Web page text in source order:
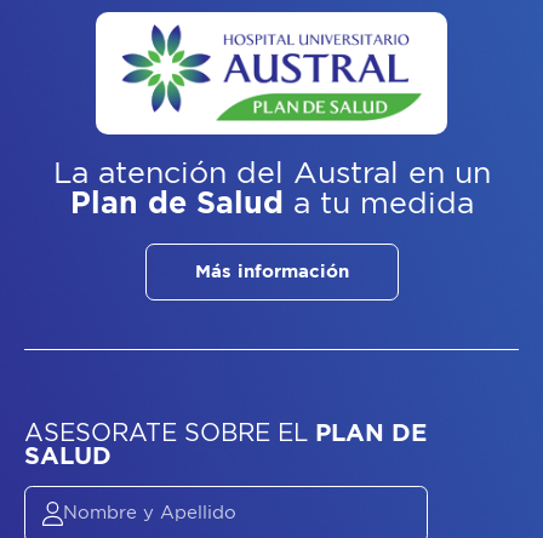
La atención del Austral
en un
Plan de Salud a tu medida
Más información